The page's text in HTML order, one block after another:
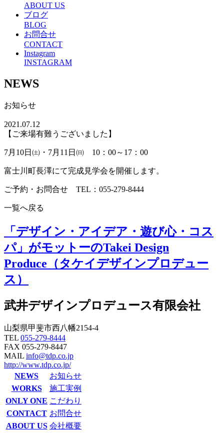
ABOUT US
ブログ
BLOG
お問合せ
CONTACT
Instagram
INSTAGRAM
NEWS
お知らせ
2021.07.12
【ご来場有難うございました】
7月10日㈯・7月11日㈰ 10：00～17：00
富士川町長澤にて完成見学会を開催します。
ご予約・お問合せ TEL：055-279-8444
一覧へ戻る
「デザイン・アイデア・遊び心・コス
パ」がモットーのTakei Design
Produce（タケイデザインプロデュー
ス）
武井デザインプロデュース有限会社
山梨県甲斐市西八幡2154-4
TEL 055-279-8444
FAX 055-279-8447
MAIL info@tdp.co.jp
http://www.tdp.co.jp/
NEWS
お知らせ
WORKS
施工実例
ONLY ONE こだわり
CONTACT お問合せ
ABOUT US 会社概要